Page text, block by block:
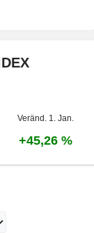
Veränd. 1. Jan.
+45,26 %